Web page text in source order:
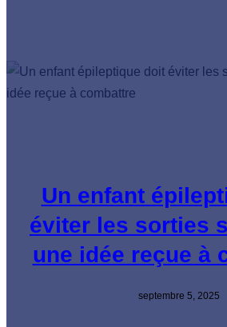
Un enfant
éviter les sorties
une idée reçue à
septembre 5, 2025